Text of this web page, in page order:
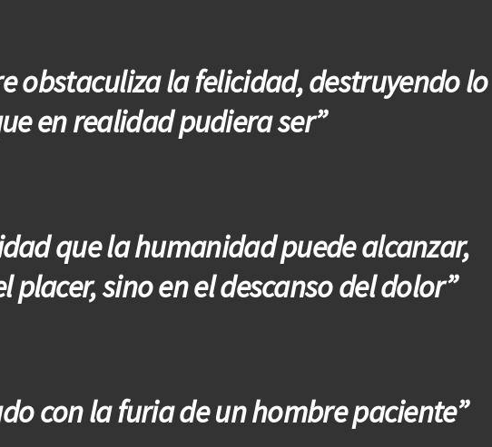
obstaculiza la felicidad, destruyendo lo
en realidad pudiera ser”
que la humanidad puede alcanzar,
placer, sino en el descanso del dolor”
con la furia de un hombre paciente”